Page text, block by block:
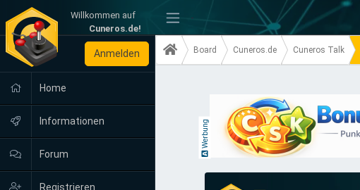
Willkommen auf
Cuneros.de!
-
Anmelden
Home
Informationen
Forum
Registrieren
Board Cuneros.de Cuneros Talk
Werbung